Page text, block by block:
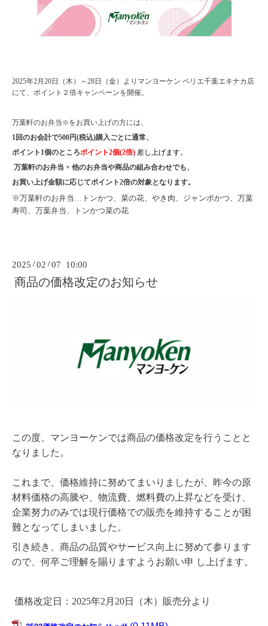
2025年2月20日（木）～28日（金）よりマンヨーケン ペリエ千葉エキナカ店
にて、ポイント２倍キャンペーンを開催。
万葉軒のお弁当※をお買い上げの方には、
1回のお会計で500円(税込)購入ごとに通常、
ポイント1個のところポイント2個(2倍) 差し上げます。
万葉軒のお弁当 + 他のお弁当や商品の組み合わせでも、
お買い上げ金額に応じてポイント2倍の対象となります。
※万葉軒のお弁当…トンかつ、菜の花、やき肉、ジャンボかつ、万葉
寿司、万葉弁当、トンかつ菜の花
2025 /02 /07 10:00
商品の価格改定のお知らせ
この度、マンヨーケンでは商品の価格改定を行うことと
なりました。
これまで、価格維持に努めてまいりましたが、昨今の原
材料価格の高騰や、物流費、燃料費の上昇などを受け、
企業努力のみでは現行価格での販売を維持することが困
難となってしまいました。
引き続き、商品の品質やサービス向上に努めて参ります
ので、何卒ご理解を賜りますようお願い申 し上げます。
価格改定日：2025年2月20日（木）販売分より